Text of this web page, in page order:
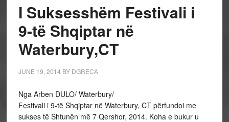
I Suksesshëm Festivali i
9-të Shqiptar në
Waterbury,CT
JUNE 19, 2014 BY DGRECA
Nga Arben DULO/ Waterbury/
Festivali i 9-të Shqiptar në Waterbury, CT përfundoi me
sukses të Shtunën më 7 Qershor, 2014. Koha e bukur u